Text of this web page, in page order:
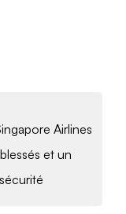
Airlines
et un